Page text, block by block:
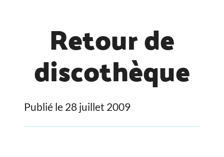
Retour de
discothèque
Publié le 28 juillet 2009